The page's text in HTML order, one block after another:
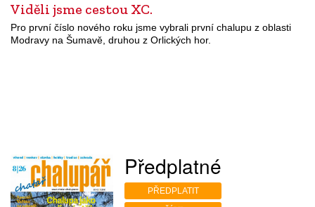
Viděli jsme cestou XC.
Pro první číslo nového roku jsme vybrali první chalupu z oblasti
Modravy na Šumavě, druhou z Orlických hor.
Předplatné
PŘEDPLATIT